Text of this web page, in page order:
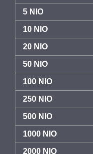
5 NIO
10 NIO
20 NIO
50 NIO
100 NIO
250 NIO
500 NIO
1000 NIO
2000 NIO